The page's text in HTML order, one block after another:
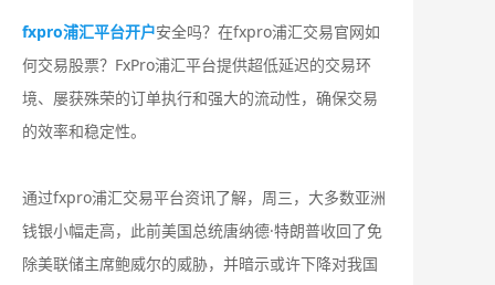
fxpro浦汇平台开户安全吗？在fxpro浦汇交易官网如
何交易股票？FxPro浦汇平台提供超低延迟的交易环
境、屡获殊荣的订单执行和强大的流动性，确保交易
的效率和稳定性。
通过fxpro浦汇交易平台资讯了解，周三，大多数亚洲
钱银小幅走高，此前美国总统唐纳德·特朗普收回了免
除美联储主席鲍威尔的威胁，并暗示或许下降对我国